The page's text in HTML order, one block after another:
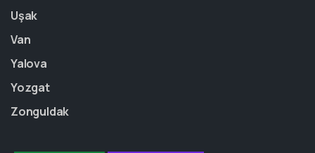
Uşak
Van
Yalova
Yozgat
Zonguldak